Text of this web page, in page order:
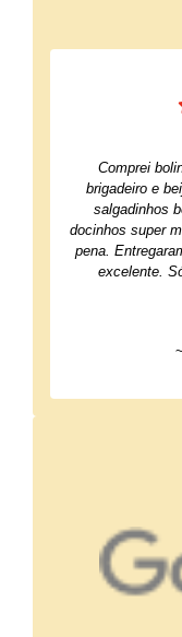
Comprei
brigadeiro e
salgadinhos
docinhos super
pena.
excelente.
~